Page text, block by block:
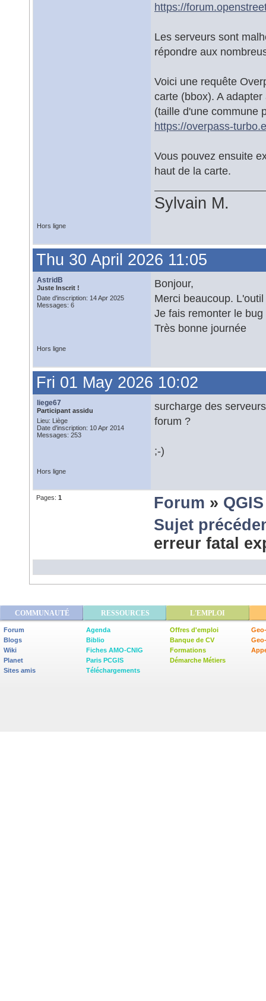
https://
Les serveurs sont
répondre aux
Voici une requête
carte (bbox). A
(taille d'une commune
https://overpass-
Vous pouvez ensuite
haut de la carte.
Sylvain M.
Hors ligne
Thu 30 April 2026 11:05
AstridB
Juste Inscrit !
Date d'inscription: 14 Apr 2025
Messages: 6
Bonjour,
Merci beaucoup.
Je fais remonter le
Très bonne journée
Hors ligne
Fri 01 May 2026 10:02
liege67
Participant assidu
Lieu: Liège
Date d'inscription: 10 Apr 2014
Messages: 253
surcharge des
forum ?
;-)
Hors ligne
Pages: 1 Forum » QGIS
Sujet
erreur fatal
COMMUNAUTÉ RESSOURCES L'EMPLOI
Forum
Blogs
Wiki
Planet
Sites amis
Agenda
Biblio
Fiches AMO-CNIG
Paris PCGIS
Téléchargements
Offres d'emploi
Banque de CV
Formations
Démarche Métiers